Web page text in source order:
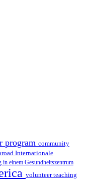
program community
Internationale
in einem Gesundheitszentrum
volunteer teaching